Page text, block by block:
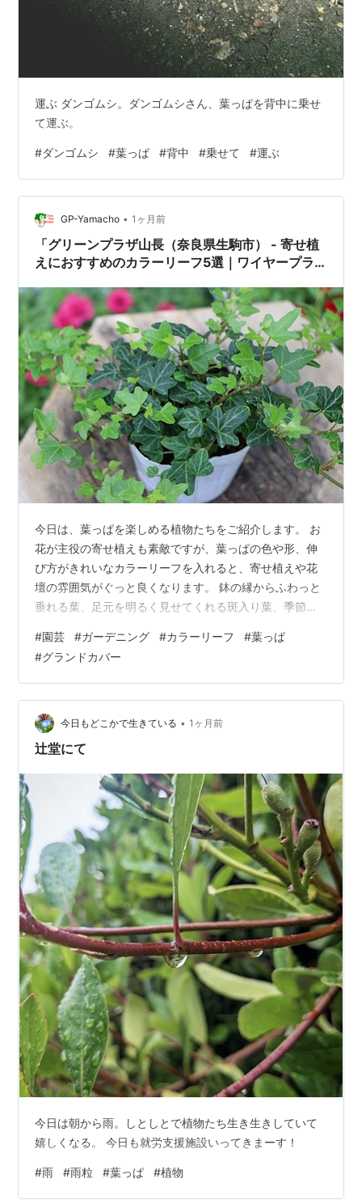
運ぶ ダンゴムシ。ダンゴムシさん、葉っぱを背中に乗せ
て運ぶ。
#ダンゴムシ #葉っぱ #背中 #乗せて #運ぶ
GP-Yamacho • 1ヶ月前
「グリーンプラザ山長（奈良県生駒市） - 寄せ植
えにおすすめのカラーリーフ5選｜ワイヤープラ
ユキカズラ（2026年6月28日）」
今日は、葉っぱを楽しめる植物たちをご紹介します。 お
花が主役の寄せ植えも素敵ですが、葉っぱの色や形、伸
び方がきれいなカラーリーフを入れると、寄せ植えや花
壇の雰囲気がぐっと良くなります。 鉢の縁からふわっと
垂れる葉、足元を明るく見せてくれる斑入り葉、季節に
違う楽しさがあります。 今回ご紹介するのは、斑入り ワ
イヤープランツ スポットライト、グレコマ バリエガー
タ、ディコンドラ エメラルドフォールズ、アイビー ダッ
クフット、ハツユキカズラです。 この記事はこんな方に
おすすめです 寄せ植えに使いやすいカラーリーフを探し
ている方 花壇や鉢植えに動きを…
#園芸 #ガーデニング #カラーリーフ #葉っぱ
#グランドカバー
今日もどこかで生きている • 1ヶ月前
辻堂にて
今日は朝から雨。しとしとで植物たち生き生きしていて
嬉しくなる。 今日も就労支援施設いってきまーす！
#雨 #雨粒 #葉っぱ #植物